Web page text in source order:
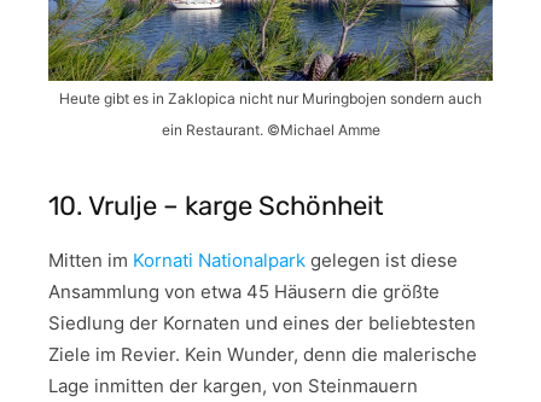
Heute gibt es in Zaklopica nicht nur Muringbojen sondern auch
ein Restaurant. ©Michael Amme
10. Vrulje – karge Schönheit
Mitten im Kornati Nationalpark gelegen ist diese
Ansammlung von etwa 45 Häusern die größte
Siedlung der Kornaten und eines der beliebtesten
Ziele im Revier. Kein Wunder, denn die malerische
Lage inmitten der kargen, von Steinmauern